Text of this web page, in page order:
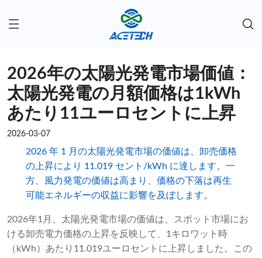
2026年の太陽光発電市場価値：
太陽光発電の月額価格は1kWh
あたり11ユーロセントに上昇
2026-03-07
2026 年 1 月の太陽光発電市場の価値は、卸売価格
の上昇により 11.019 セント/kWh に達します。一
方、風力発電の価値は高まり、価格の下落は再生
可能エネルギーの収益に影響を及ぼします。
2026年1月、太陽光発電市場の価値は、スポット市場にお
ける卸売電力価格の上昇を反映して、1キロワット時
（kWh）あたり11.019ユーロセントに上昇しました。この